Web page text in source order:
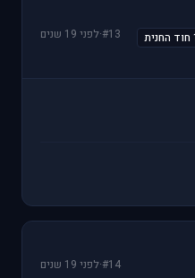
#13
·לפני 19 שנים
#14
·לפני 19 שנים